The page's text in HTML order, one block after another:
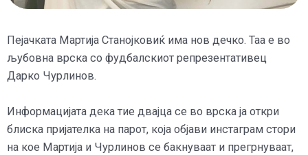
Пејачката Мартија Станојковиќ има нов дечко. Таа е во
љубовна врска со фудбалскиот репрезентативец
Дарко Чурлинов.
Информацијата дека тие двајца се во врска ја откри
блиска пријателка на парот, која објави инстаграм стори
на кое Мартија и Чурлинов се бакнуваат и прегрнуваат,